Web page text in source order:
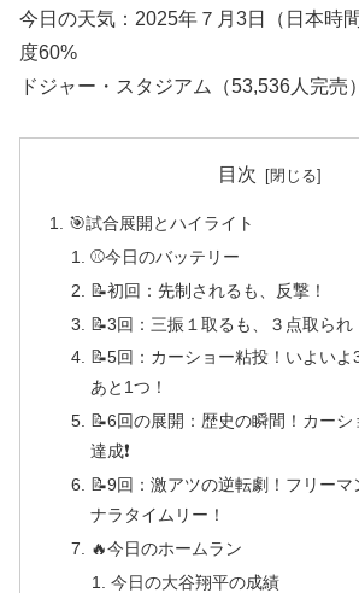
今日の天気：2025年７月3日（日本
度60%
ドジャー・スタジアム（53,536人完売）
目次
🎯試合展開とハイライト
⚾今日のバッテリー
📝初回：先制されるも、反撃！
📝3回：三振１取るも、３点取られ
📝5回：カーショー粘投！いよい
あと1つ！
📝6回の展開：歴史の瞬間！カー
達成❗️
📝9回：激アツの逆転劇！フリーマ
ナラタイムリー！
🔥今日のホームラン
今日の大谷翔平の成績